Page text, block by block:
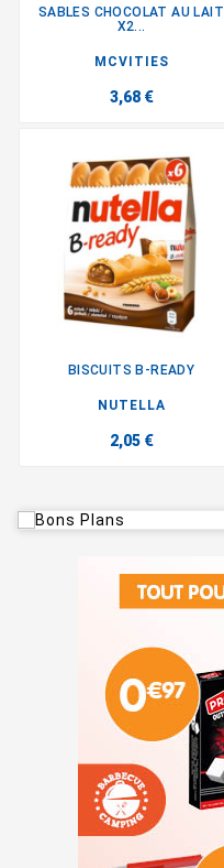
SABLES CHOCOLAT AU LAIT
X2...
MCVITIES
3,68 €
BISCUITS B-READY
NUTELLA
2,05 €